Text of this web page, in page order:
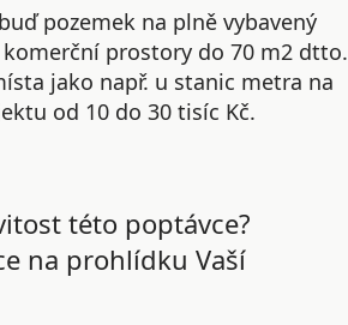
pozemek na plně vybavený
prostory do 70 m2 dtto.
jako např. u stanic metra na
od 10 do 30 tisíc Kč.
této poptávce?
na prohlídku Vaší